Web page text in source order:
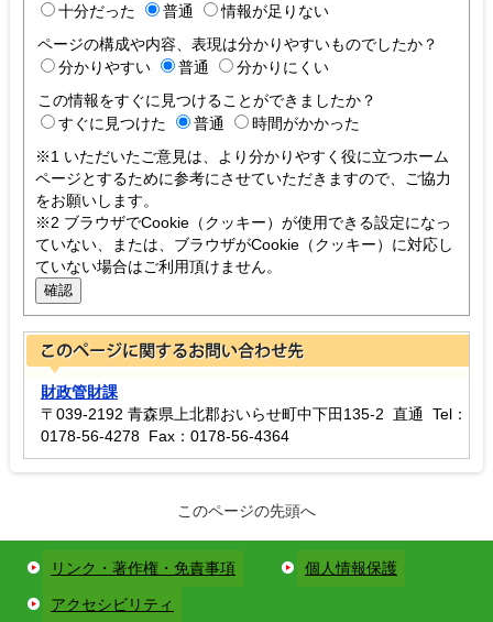
十分だった
普通
情報が足りない
ページの構成や内容、表現は分かりやすいものでしたか？
分かりやすい
普通
分かりにくい
この情報をすぐに見つけることができましたか？
すぐに見つけた
普通
時間がかかった
※1 いただいたご意見は、より分かりやすく役に立つホーム
ページとするために参考にさせていただきますので、ご協力
をお願いします。
※2 ブラウザでCookie（クッキー）が使用できる設定になっ
ていない、または、ブラウザがCookie（クッキー）に対応し
ていない場合はご利用頂けません。
財政管財課
〒039-2192 青森県上北郡おいらせ町中下田135-2 直通 Tel：
0178-56-4278 Fax：0178-56-4364
このページの先頭へ
リンク・著作権・免責事項 個人情報保護
アクセシビリティ